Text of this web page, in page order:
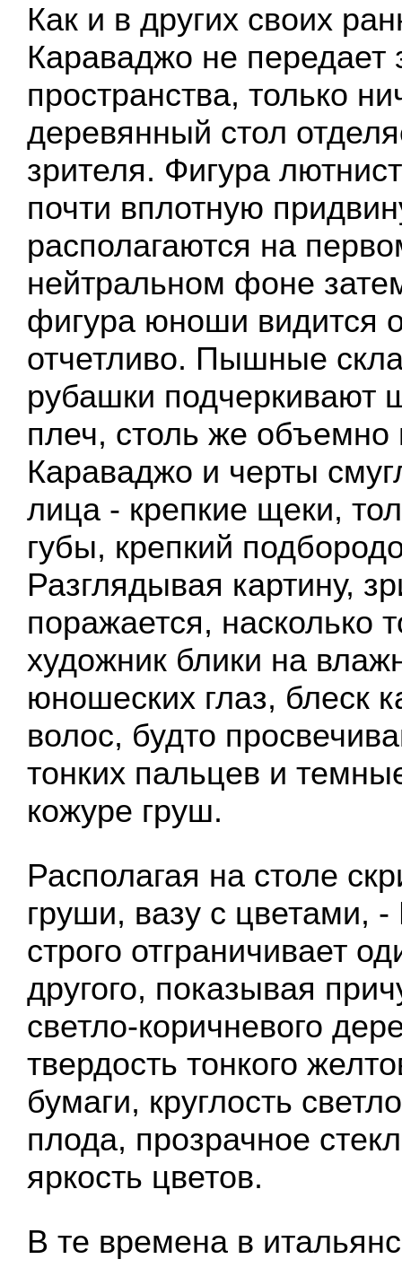
Как и в других своих
Караваджо не передает
пространства, только
деревянный стол
зрителя. Фигура
почти вплотную
располагаются на
нейтральном фоне
фигура юноши видится
отчетливо. Пышные
рубашки подчеркивают
плеч, столь же объемно
Караваджо и черты
лица - крепкие щеки,
губы, крепкий
Разглядывая картину,
поражается, насколько
художник блики на
юношеских глаз, блеск
волос, будто
тонких пальцев и
кожуре груш.
Располагая на столе
груши, вазу с цветами,
строго отграничивает
другого, показывая
светло-коричневого
твердость тонкого
бумаги, круглость
плода, прозрачное
яркость цветов.
В те времена в